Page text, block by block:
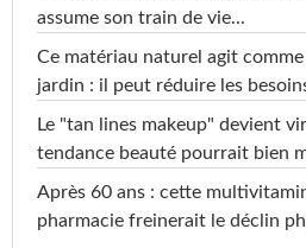
assume son train de vie...
Ce matériau naturel agit
jardin : il peut réduire les
Le "tan lines makeup" devient
tendance beauté pourrait bien
Après 60 ans : cette
pharmacie freinerait le déclin